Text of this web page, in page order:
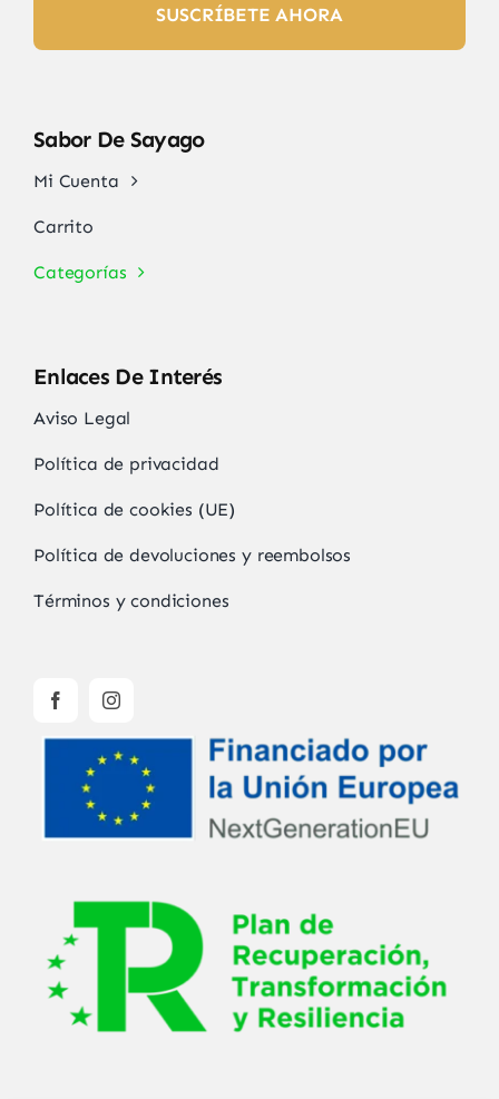
SUSCRÍBETE AHORA
Sabor De Sayago
Mi Cuenta
Carrito
Categorías
Enlaces De Interés
Aviso Legal
Política de privacidad
Política de cookies (UE)
Política de devoluciones y reembolsos
Términos y condiciones